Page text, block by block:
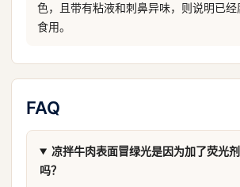
色，且带有粘液和刺鼻异味，则说明已
食用。
FAQ
凉拌牛肉表面冒绿光是因为加了荧光
吗？